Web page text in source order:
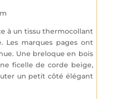
à un tissu thermocollant
Les marques pages ont
Une breloque en bois
ficelle de corde beige,
un petit côté élégant